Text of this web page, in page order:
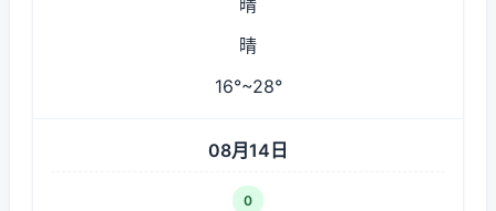
晴
晴
16°~28°
08月14日
0